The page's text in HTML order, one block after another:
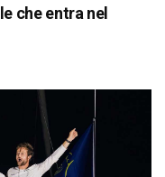
che entra nel